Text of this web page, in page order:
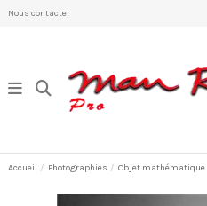
Nous contacter
Accueil Photographies Objet mathématique